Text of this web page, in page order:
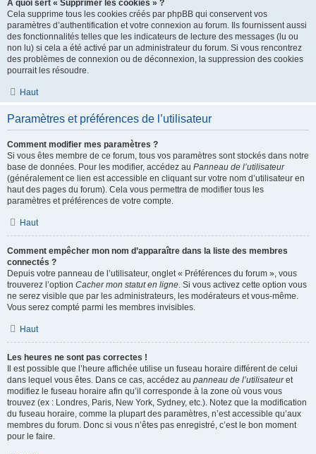
À quoi sert « Supprimer les cookies » ?
Cela supprime tous les cookies créés par phpBB qui conservent vos
paramètres d’authentification et votre connexion au forum. Ils fournissent aussi
des fonctionnalités telles que les indicateurs de lecture des messages (lu ou
non lu) si cela a été activé par un administrateur du forum. Si vous rencontrez
des problèmes de connexion ou de déconnexion, la suppression des cookies
pourrait les résoudre.
Haut
Paramètres et préférences de l’utilisateur
Comment modifier mes paramètres ?
Si vous êtes membre de ce forum, tous vos paramètres sont stockés dans notre
base de données. Pour les modifier, accédez au Panneau de l’utilisateur
(généralement ce lien est accessible en cliquant sur votre nom d’utilisateur en
haut des pages du forum). Cela vous permettra de modifier tous les
paramètres et préférences de votre compte.
Haut
Comment empêcher mon nom d’apparaître dans la liste des membres
connectés ?
Depuis votre panneau de l’utilisateur, onglet « Préférences du forum », vous
trouverez l’option Cacher mon statut en ligne. Si vous activez cette option vous
ne serez visible que par les administrateurs, les modérateurs et vous-même.
Vous serez compté parmi les membres invisibles.
Haut
Les heures ne sont pas correctes !
Il est possible que l’heure affichée utilise un fuseau horaire différent de celui
dans lequel vous êtes. Dans ce cas, accédez au panneau de l’utilisateuret
modifiez le fuseau horaire afin qu’il corresponde à la zone où vous vous
trouvez (ex : Londres, Paris, New York, Sydney, etc.). Notez que la modification
du fuseau horaire, comme la plupart des paramètres, n’est accessible qu’aux
membres du forum. Donc si vous n’êtes pas enregistré, c’est le bon moment
pour le faire.